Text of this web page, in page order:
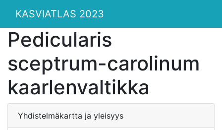
KASVIATLAS 2023
Pedicularis
sceptrum-carolinum
kaarlenvaltikka
Yhdistelmäkartta ja yleisyys